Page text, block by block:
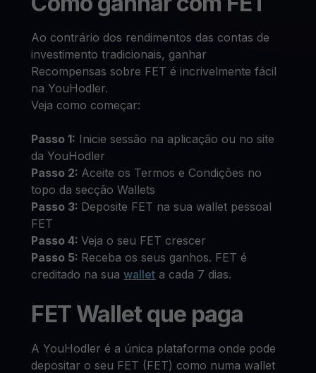
Ao contrário dos rendimentos das contas de
investimento tradicionais, ganhar
Recompensas sobre FET é incrivelmente fácil
na YouHodler.
Veja como começar:
Passo 1: Inicie sessão na aplicação ou no site
da YouHodler
Passo 2: Aceite os Termos e Condições no
topo da secção Wallets
Passo 3: Deposite FET na sua wallet pessoal
FET
Passo 4:Veja o seu FET crescer
Passo 5: Receba os seus ganhos. FET é
creditado na suawallet a cada 7 dias.
FET Wallet que paga
A YouHodler é a única plataforma onde pode
depositar o seu FET (FET) como numa wallet